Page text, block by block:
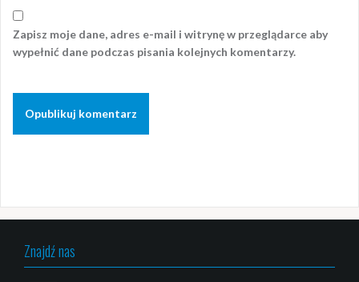
Zapisz moje dane, adres e-mail i witrynę w przeglądarce aby
wypełnić dane podczas pisania kolejnych komentarzy.
Znajdź nas